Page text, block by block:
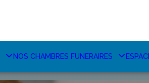
NOS CHAMBRES FUNERAIRES